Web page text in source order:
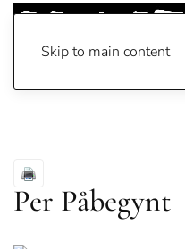
Skip to main content
Per Påbegynt